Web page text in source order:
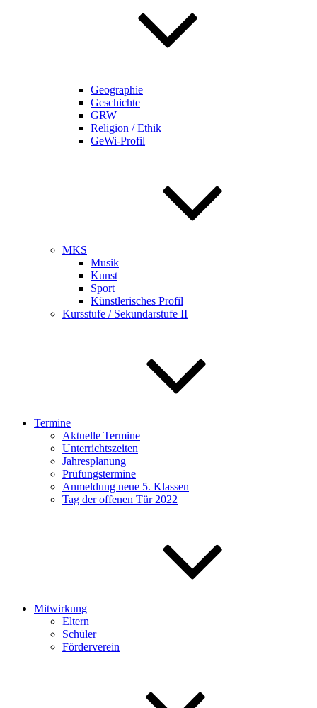
Geographie
Geschichte
GRW
Religion / Ethik
GeWi-Profil
MKS
Musik
Kunst
Sport
Künstlerisches Profil
Kursstufe / Sekundarstufe II
Termine
Aktuelle Termine
Unterrichtszeiten
Jahresplanung
Prüfungstermine
Anmeldung neue 5. Klassen
Tag der offenen Tür 2022
Mitwirkung
Eltern
Schüler
Förderverein